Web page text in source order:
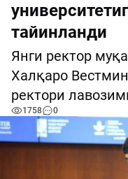
тайинланди
Янги ректор
Халқаро
ректори
1758 0